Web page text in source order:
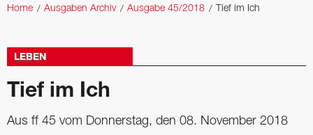
Home Ausgaben Archiv Ausgabe 45/2018 Tief im Ich
LEBEN
Tief im Ich
Aus ff 45 vom Donnerstag, den 08. November 2018